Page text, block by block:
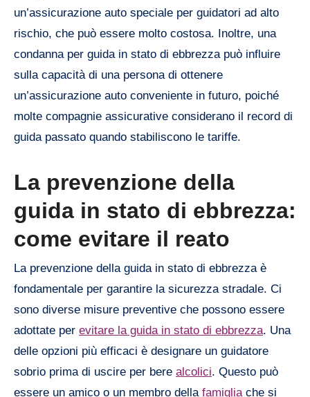
un’assicurazione auto speciale per guidatori ad alto
rischio, che può essere molto costosa. Inoltre, una
condanna per guida in stato di ebbrezza può influire
sulla capacità di una persona di ottenere
un’assicurazione auto conveniente in futuro, poiché
molte compagnie assicurative considerano il record di
guida passato quando stabiliscono le tariffe.
La prevenzione della
guida in stato di ebbrezza:
come evitare il reato
La prevenzione della guida in stato di ebbrezza è
fondamentale per garantire la sicurezza stradale. Ci
sono diverse misure preventive che possono essere
adottate per evitare la guida in stato di ebbrezza. Una
delle opzioni più efficaci è designare un guidatore
sobrio prima di uscire per bere alcolici. Questo può
essere un amico o un membro della famigliache si